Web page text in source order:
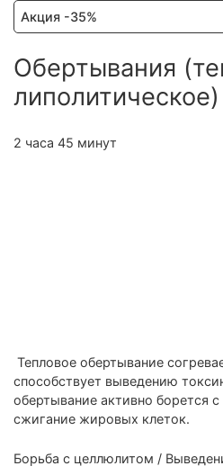
Акция -35%
Обертывания
липолитическое)
2 часа 45 минут
Тепловое обертывание
способствует выведению
обертывание активно борется
сжигание жировых клеток.
Борьба с целлюлитом /